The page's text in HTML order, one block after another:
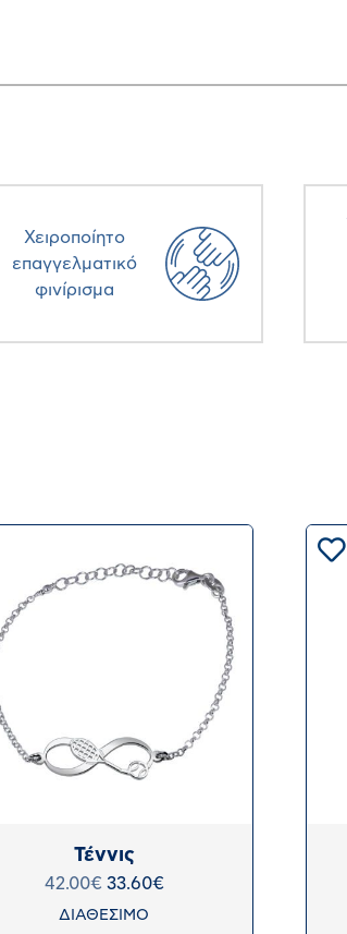
Χειροποίητο
επαγγελματικό
φινίρισμα
Τέννις
42.00€ 33.60€
ΔΙΑΘΕΣΙΜΟ